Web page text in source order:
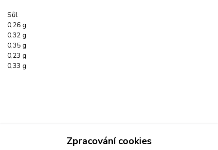
Sůl
0,26 g
0,32 g
0,35 g
0,23 g
0,33 g
Zpracování cookies